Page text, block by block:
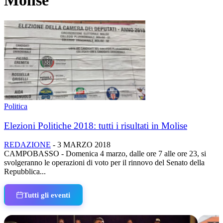
Politica
Elezioni Politiche 2018: tutti i risultati in Molise
REDAZIONE - 3 MARZO 2018
CAMPOBASSO - Domenica 4 marzo, dalle ore 7 alle ore 23, si
svolgeranno le operazioni di voto per il rinnovo del Senato della
Repubblica...
Tutti gli eventi